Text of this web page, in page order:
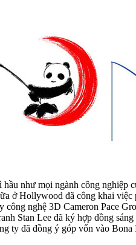
như mọi ngành công nghiệp
ở Hollywood đã công khai
công nghệ 3D Cameron Pace
Stan Lee đã ký hợp đồng
ty đã đồng ý góp vốn vào